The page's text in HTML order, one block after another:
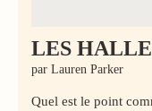
LES
par Lauren Parker
Quel est le point